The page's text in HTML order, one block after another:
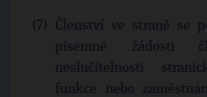
Členství ve straně se
písemné žádosti
neslučitelnosti
funkce nebo